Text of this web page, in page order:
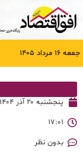
جمعه ۱۶ مرداد ۱۴۰۵
پنجشنبه ۲۰ آذر ۱۴۰۴
۱۷:۰۱
بدون نظر